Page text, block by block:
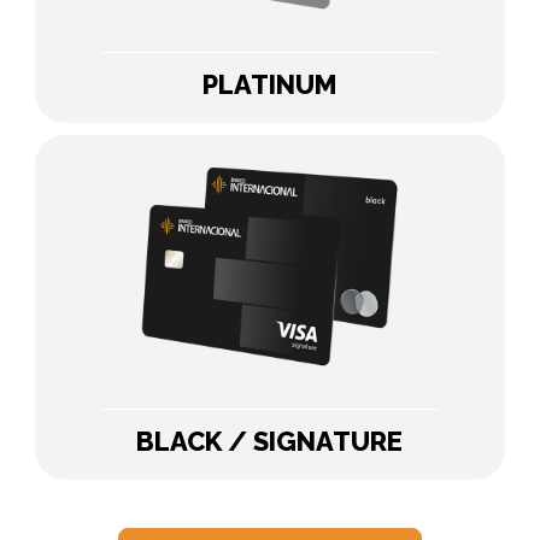
PLATINUM
BLACK / SIGNATURE